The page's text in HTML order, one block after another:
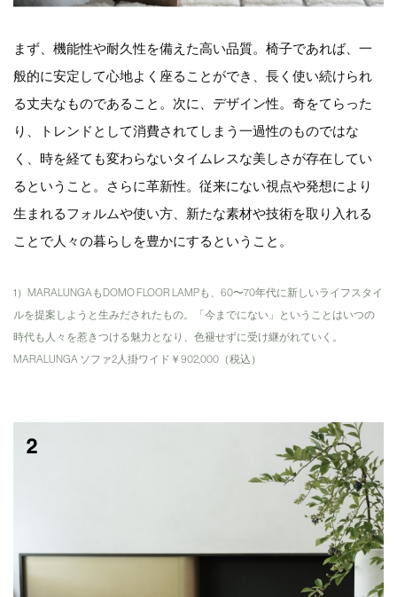
まず、機能性や耐久性を備えた高い品質。椅子であれば、一
般的に安定して心地よく座ることができ、長く使い続けられ
る丈夫なものであること。次に、デザイン性。奇をてらった
り、トレンドとして消費されてしまう一過性のものではな
く、時を経ても変わらないタイムレスな美しさが存在してい
るということ。さらに革新性。従来にない視点や発想により
生まれるフォルムや使い方、新たな素材や技術を取り入れる
ことで人々の暮らしを豊かにするということ。
1）MARALUNGAもDOMO FLOOR LAMPも、60〜70年代に新しいライフスタイ
ルを提案しようと生みだされたもの。「今までにない」ということはいつの
時代も人々を惹きつける魅力となり、色褪せずに受け継がれていく。
MARALUNGA ソファ2人掛ワイド￥902,000（税込）